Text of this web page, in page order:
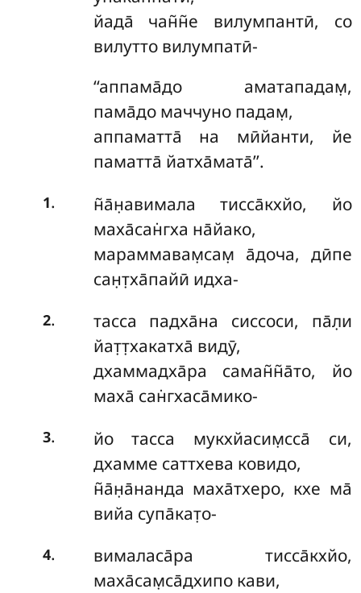
йада̄ чан̃н̃е вилумпантӣ, со
вилутто вилумпатӣ-
‘‘аппама̄до аматападам̣,
пама̄до маччуно падам̣,
аппаматта̄ на мӣйанти, йе
паматта̄ йатха̄мата̄’’.
1.
н̃а̄н̣авимала тисса̄кхйо, йо
маха̄сан̇гха на̄йако,
мараммавам̣сам̣ а̄доча, дӣпе
сан̣т̣ха̄пайӣ идха-
2.
тасса падха̄на сиссоси, па̄л̣и
йат̣т̣хакатха̄ видӯ,
дхаммадха̄ра саман̃н̃а̄то, йо
маха̄ сан̇гхаса̄мико-
3.
йо тасса мукхйасим̣сса̄ си,
дхамме саттхева ковидо,
н̃а̄н̣а̄нанда маха̄тхеро, кхе ма̄
вийа супа̄кат̣о-
4.
вималаса̄ра тисса̄кхйо,
маха̄сам̣са̄дхипо кави,